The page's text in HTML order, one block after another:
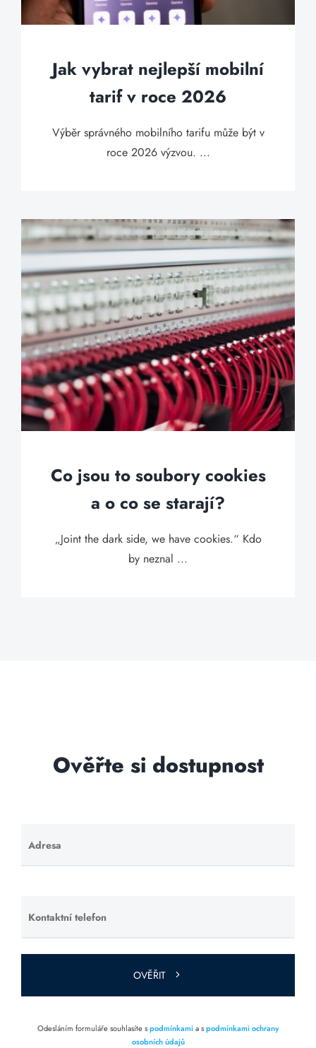
Jak vybrat nejlepší mobilní
tarif v roce 2026
Výběr správného mobilního tarifu může být v
roce 2026 výzvou. ...
Co jsou to soubory cookies
a o co se starají?
„Joint the dark side, we have cookies.“ Kdo
by neznal ...
Ověřte si dostupnost
Adresa
Ponechte
toto pole
Kontaktní telefon
Ponechte
toto pole
prázdné.
OVĚŘIT
Odesláním formuláře souhlasíte spodmínkamia spodmínkami ochrany
osobních údajů